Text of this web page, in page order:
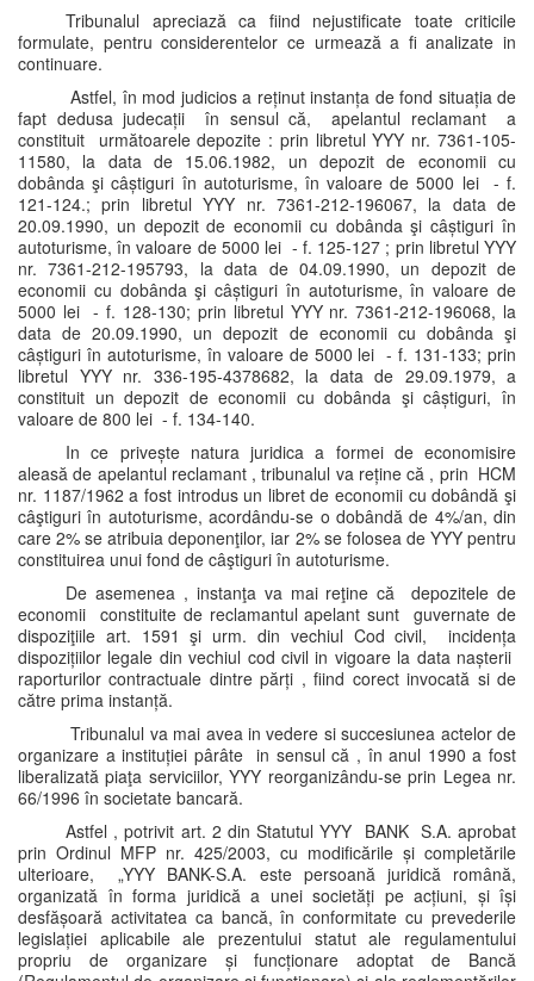
Tribunalul apreciază ca fiind nejustificate toate criticile
formulate, pentru considerentelor ce urmează a fi analizate in
continuare.
Astfel, în mod judicios a reținut instanța de fond situația de
fapt dedusa judecații în sensul că, apelantul reclamant a
constituit următoarele depozite : prin libretul YYY nr. 7361-105-
11580, la data de 15.06.1982, un depozit de economii cu
dobânda şi câștiguri în autoturisme, în valoare de 5000 lei - f.
121-124.; prin libretul YYY nr. 7361-212-196067, la data de
20.09.1990, un depozit de economii cu dobânda şi câștiguri în
autoturisme, în valoare de 5000 lei - f. 125-127 ; prin libretul YYY
nr. 7361-212-195793, la data de 04.09.1990, un depozit de
economii cu dobânda şi câștiguri în autoturisme, în valoare de
5000 lei - f. 128-130; prin libretul YYY nr. 7361-212-196068, la
data de 20.09.1990, un depozit de economii cu dobânda şi
câștiguri în autoturisme, în valoare de 5000 lei - f. 131-133; prin
libretul YYY nr. 336-195-4378682, la data de 29.09.1979, a
constituit un depozit de economii cu dobânda şi câștiguri, în
valoare de 800 lei - f. 134-140.
In ce privește natura juridica a formei de economisire
aleasă de apelantul reclamant , tribunalul va reține că , prin HCM
nr. 1187/1962 a fost introdus un libret de economii cu dobândă şi
câştiguri în autoturisme, acordându-se o dobândă de 4%/an, din
care 2% se atribuia deponenţilor, iar 2% se folosea de YYY pentru
constituirea unui fond de câştiguri în autoturisme.
De asemenea , instanţa va mai reţine că depozitele de
economii constituite de reclamantul apelant sunt guvernate de
dispoziţiile art. 1591 şi urm. din vechiul Cod civil, incidența
dispozițiilor legale din vechiul cod civil in vigoare la data nașterii
raporturilor contractuale dintre părți , fiind corect invocată si de
către prima instanță.
Tribunalul va mai avea in vedere si succesiunea actelor de
organizare a instituției pârâte in sensul că , în anul 1990 a fost
liberalizată piaţa serviciilor, YYY reorganizându-se prin Legea nr.
66/1996 în societate bancară.
Astfel , potrivit art. 2 din Statutul YYY BANK S.A. aprobat
prin Ordinul MFP nr. 425/2003, cu modificările și completările
ulterioare, „YYY BANK-S.A. este persoană juridică română,
organizată în forma juridică a unei societăți pe acțiuni, și își
desfășoară activitatea ca bancă, în conformitate cu prevederile
legislației aplicabile ale prezentului statut ale regulamentului
propriu de organizare și funcționare adoptat de Bancă